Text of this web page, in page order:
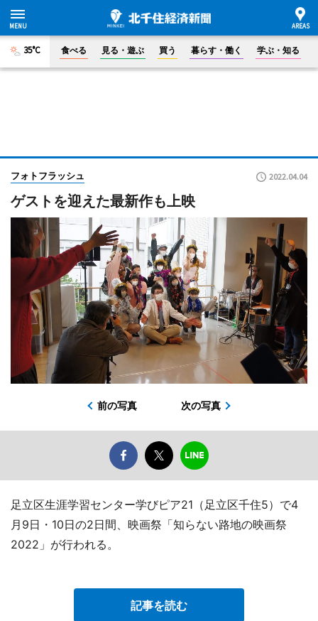
35°C 食べる 見る・遊ぶ 買う 暮らす・働く 学ぶ・知る
フォトフラッシュ 2022.04.04
ゲストを迎えた最新作も上映
前の写真 次の写真
足立区生涯学習センター学びピア21（足立区千住5）で4
月9日・10日の2日間、映画祭「知らない路地の映画祭
2022」が行われる。
記事を読む